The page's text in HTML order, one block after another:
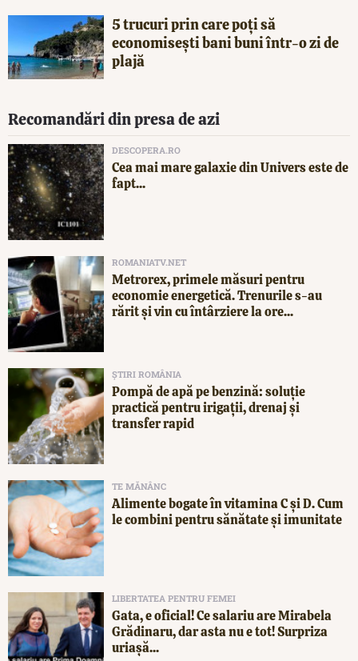
5 trucuri prin care poți să
economisești bani buni într-o zi de
plajă
Recomandări din presa de azi
DESCOPERA.RO
Cea mai mare galaxie din Univers este de
fapt...
ROMANIATV.NET
Metrorex, primele măsuri pentru
economie energetică. Trenurile s-au
rărit și vin cu întârziere la ore...
ȘTIRI ROMÂNIA
Pompă de apă pe benzină: soluție
practică pentru irigații, drenaj și
transfer rapid
TE MĂNÂNC
Alimente bogate în vitamina C și D. Cum
le combini pentru sănătate și imunitate
LIBERTATEA PENTRU FEMEI
Gata, e oficial! Ce salariu are Mirabela
Grădinaru, dar asta nu e tot! Surpriza
uriașă...